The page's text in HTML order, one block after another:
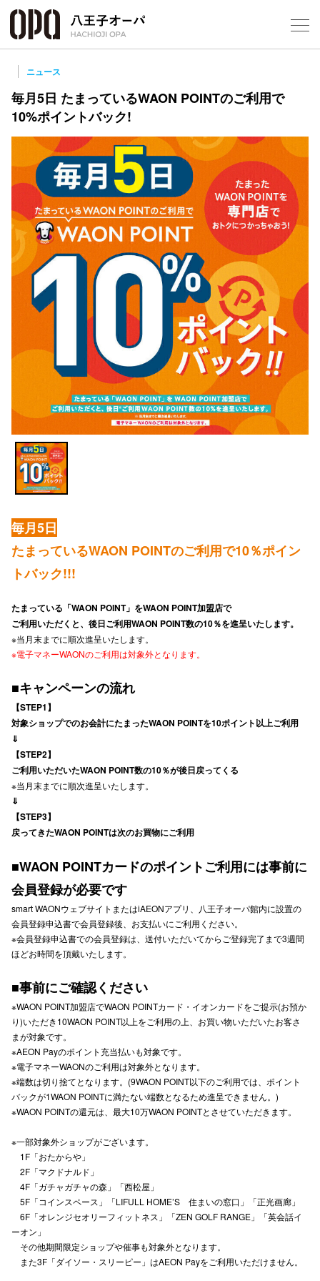
ニュース
毎月5日 たまっているWAON POINTのご利用で
10%ポイントバック!
毎月5日
たまっているWAON POINTのご利用で10％ポイン
トバック!!!
たまっている「WAON POINT」をWAON POINT加盟店で
ご利用いただくと、後日ご利用WAON POINT数の10％を進呈いたします。
※当月末までに順次進呈いたします。
※電子マネーWAONのご利用は対象外となります。
■キャンペーンの流れ
【STEP1】
対象ショップでのお会計にたまったWAON POINTを10ポイント以上ご利用
⇓
【STEP2】
ご利用いただいたWAON POINT数の10％が後日戻ってくる
※当月末までに順次進呈いたします。
⇓
【STEP3】
戻ってきたWAON POINTは次のお買物にご利用
■WAON POINTカードのポイントご利用には事前に
会員登録が必要です
smart WAONウェブサイトまたはiAEONアプリ、八王子オーパ館内に設置の
会員登録申込書で会員登録後、お支払いにご利用ください。
※会員登録申込書での会員登録は、送付いただいてからご登録完了まで3週間
ほどお時間を頂戴いたします。
■事前にご確認ください
※WAON POINT加盟店でWAON POINTカード・イオンカードをご提示(お預か
り)いただき10WAON POINT以上をご利用の上、お買い物いただいたお客さ
まが対象です。
※AEON Payのポイント充当払いも対象です。
※電子マネーWAONのご利用は対象外となります。
※端数は切り捨てとなります。(9WAON POINT以下のご利用では、ポイント
バックが1WAON POINTに満たない端数となるため進呈できません。)
※WAON POINTの還元は、最大10万WAON POINTとさせていただきます。
※一部対象外ショップがございます。
1F「おたからや」
2F「マクドナルド」
4F「ガチャガチャの森」「西松屋」
5F「コインスペース」「LIFULL HOME’S 住まいの窓口」「正光画廊」
6F「オレンジセオリーフィットネス」「ZEN GOLF RANGE」「英会話イ
ーオン」
その他期間限定ショップや催事も対象外となります。
また3F「ダイソー・スリーピー」はAEON Payをご利用いただけません。
フロア
ショッ
レスト
アクセ
スタッ
電話で
公式SNS
利用規約
新百合丘
横浜ビ
仙台フォ